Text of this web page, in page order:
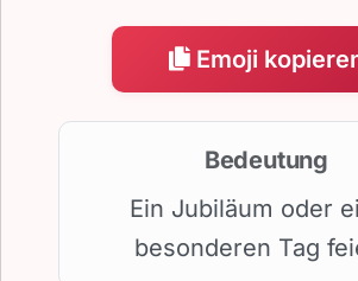
Emoji
Bedeutung
Ein Jubiläum oder
besonderen Tag